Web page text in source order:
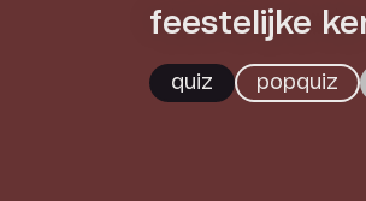
feestelijke
quiz popquiz